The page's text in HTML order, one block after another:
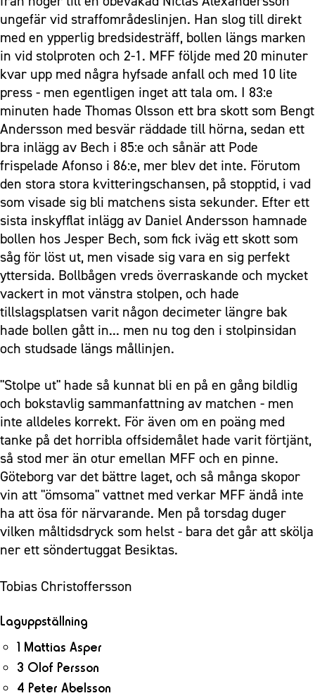
ungefär vid straffområdeslinjen. Han slog till direkt
med en ypperlig bredsidesträff, bollen längs marken
in vid stolproten och 2-1. MFF följde med 20 minuter
kvar upp med några hyfsade anfall och med 10 lite
press - men egentligen inget att tala om. I 83:e
minuten hade Thomas Olsson ett bra skott som Bengt
Andersson med besvär räddade till hörna, sedan ett
bra inlägg av Bech i 85:e och sånär att Pode
frispelade Afonso i 86:e, mer blev det inte. Förutom
den stora stora kvitteringschansen, på stopptid, i vad
som visade sig bli matchens sista sekunder. Efter ett
sista inskyfflat inlägg av Daniel Andersson hamnade
bollen hos Jesper Bech, som fick iväg ett skott som
såg för löst ut, men visade sig vara en sig perfekt
yttersida. Bollbågen vreds överraskande och mycket
vackert in mot vänstra stolpen, och hade
tillslagsplatsen varit någon decimeter längre bak
hade bollen gått in... men nu tog den i stolpinsidan
och studsade längs mållinjen.
"Stolpe ut" hade så kunnat bli en på en gång bildlig
och bokstavlig sammanfattning av matchen - men
inte alldeles korrekt. För även om en poäng med
tanke på det horribla offsidemålet hade varit förtjänt,
så stod mer än otur emellan MFF och en pinne.
Göteborg var det bättre laget, och så många skopor
vin att "ömsoma" vattnet med verkar MFF ändå inte
ha att ösa för närvarande. Men på torsdag duger
vilken måltidsdryck som helst - bara det går att skölja
ner ett söndertuggat Besiktas.
Tobias Christoffersson
Laguppställning
1 Mattias Asper
3 Olof Persson
4 Peter Abelsson